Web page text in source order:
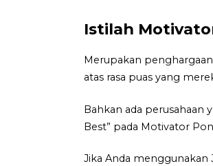
Istilah
Merupakan
atas rasa puas yang
Bahkan ada perusahaan
Best” pada Motivator
Jika Anda menggunakan